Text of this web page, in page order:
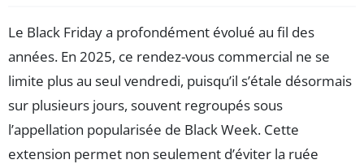
Le Black Friday a profondément évolué au fil des
années. En 2025, ce rendez-vous commercial ne se
limite plus au seul vendredi, puisqu’il s’étale désormais
sur plusieurs jours, souvent regroupés sous
l’appellation popularisée de Black Week. Cette
extension permet non seulement d’éviter la ruée